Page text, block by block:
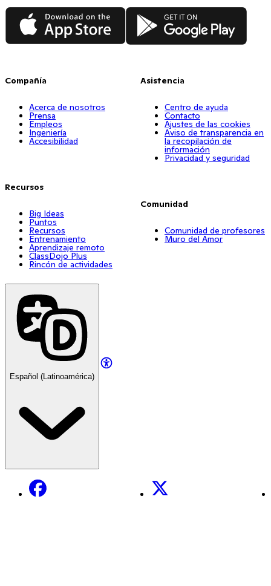
App Store Google Play
Compañía
Acerca de nosotros
Prensa
Empleos
Ingeniería
Accesibilidad
Recursos
Big Ideas
Puntos
Recursos
Entrenamiento
Aprendizaje remoto
ClassDojo Plus
Rincón de actividades
Asistencia
Centro de ayuda
Contacto
Ajustes de las cookies
Aviso de transparencia en
la recopilación de
información
Privacidad y seguridad
Comunidad
Comunidad de profesores
Muro del Amor
Español (Latinoamérica)
Facebook X